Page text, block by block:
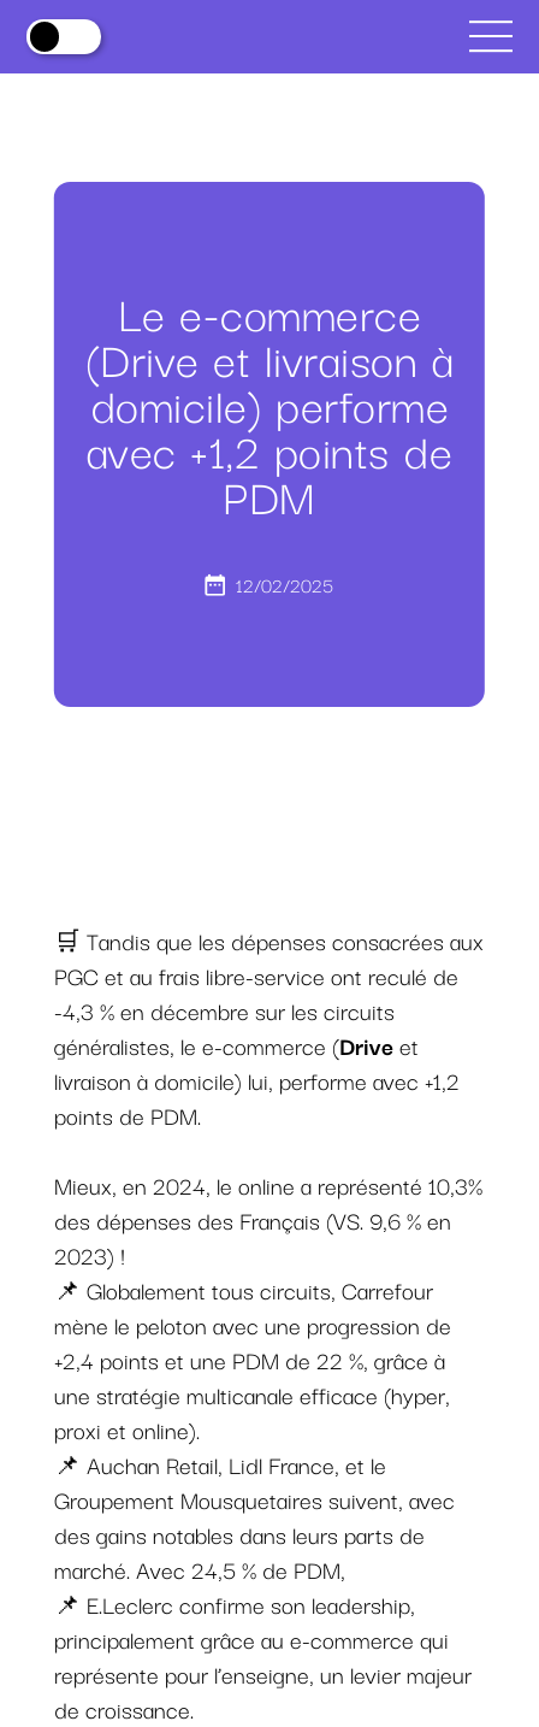
Le e-commerce
(Drive et livraison à
domicile) performe
avec +1,2 points de
PDM
12/02/2025
🛒 Tandis que les dépenses consacrées aux
PGC et au frais libre-service ont reculé de
-4,3 % en décembre sur les circuits
généralistes, le e-commerce (Driveet
livraison à domicile) lui, performe avec +1,2
points de PDM.
Mieux, en 2024, le online a représenté 10,3%
des dépenses des Français (VS. 9,6 % en
2023) !
📌 Globalement tous circuits, Carrefour
mène le peloton avec une progression de
+2,4 points et une PDM de 22 %, grâce à
une stratégie multicanale efficace (hyper,
proxi et online).
📌 Auchan Retail, Lidl France, et le
Groupement Mousquetaires suivent, avec
des gains notables dans leurs parts de
marché. Avec 24,5 % de PDM,
📌 E.Leclerc confirme son leadership,
principalement grâce au e-commerce qui
représente pour l’enseigne, un levier majeur
de croissance.